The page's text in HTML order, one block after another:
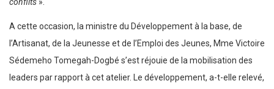
conflits ».
A cette occasion, la ministre du Développement à la base, de
l’Artisanat, de la Jeunesse et de l’Emploi des Jeunes, Mme Victoire
Sédemeho Tomegah-Dogbé s’est réjouie de la mobilisation des
leaders par rapport à cet atelier. Le développement, a-t-elle relevé,